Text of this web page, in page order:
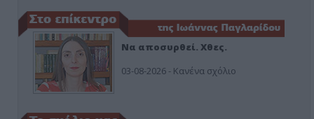
Να αποσυρθεί. Χθες.
03-08-2026 - Κανένα σχόλιο